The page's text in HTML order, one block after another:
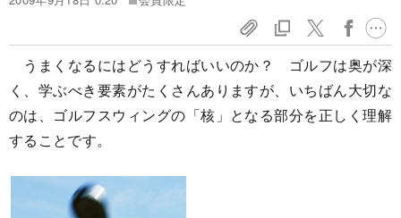
うまくなるにはどうすればいいのか？ ゴルフは奥が深
く、学ぶべき要素がたくさんありますが、いちばん大切な
のは、ゴルフスウィングの「核」となる部分を正しく理解
することです。